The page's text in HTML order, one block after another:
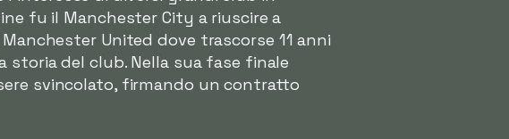
fu il Manchester City a riuscire a
United dove trascorse 11 anni
del club. Nella sua fase finale
svincolato, firmando un contratto